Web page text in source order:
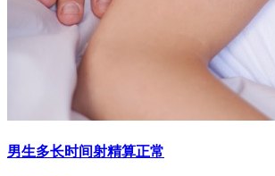
男生多长时间射精算正常